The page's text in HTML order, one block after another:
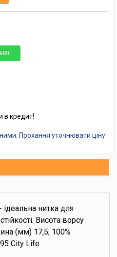
в кредит!
Прохання уточнювати ціну
нитка для
Висота ворсу
(мм) 17,5; 100%
95 City Life